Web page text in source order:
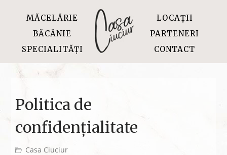
MĂCELĂRIE
BĂCĂNIE
SPECIALITĂȚI
LOCAȚII
PARTENERI
CONTACT
Politica de
confidențialitate
Casa Ciuciur